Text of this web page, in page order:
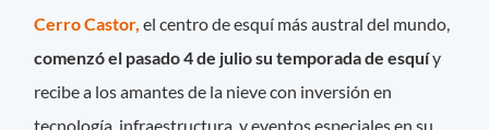
Cerro Castor, el centro de esquí más austral del mundo,
comenzó el pasado 4 de julio su temporada de esquíy
recibe a los amantes de la nieve con inversión en
tecnología, infraestructura y eventos especiales en su